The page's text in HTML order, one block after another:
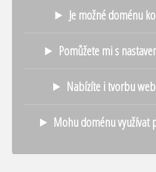
Je možné doménu
Pomůžete mi s
Nabízíte i tvorbu
Mohu doménu využívat